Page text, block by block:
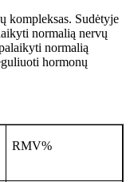
kompleksas. Sudėtyje
normalią nervų
normalią
hormonų
RMV%